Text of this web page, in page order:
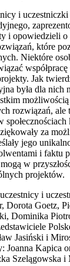
i
i opowiedzieli o
które
Niektóre
Jak
była dla nich
rozwiązań, ale
za
jego
i faktu
w
projektów.
i
Dorota Goetz,
Dominika
Jasiński i
Joanna Kapica
Szelągowska